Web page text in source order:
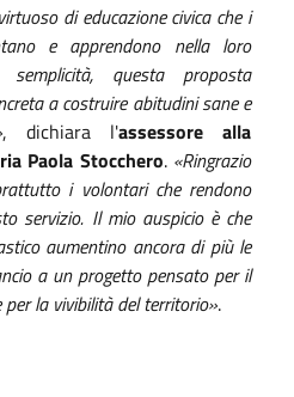
di educazione civica che i
e apprendono nella loro
questa proposta
a costruire abitudini sane e
, dichiara l'assessore alla
Paola Stocchero. «Ringrazio
i volontari che rendono
servizio. Il mio auspicio è che
aumentino ancora di più le
a un progetto pensato per il
per la vivibilità del territorio».